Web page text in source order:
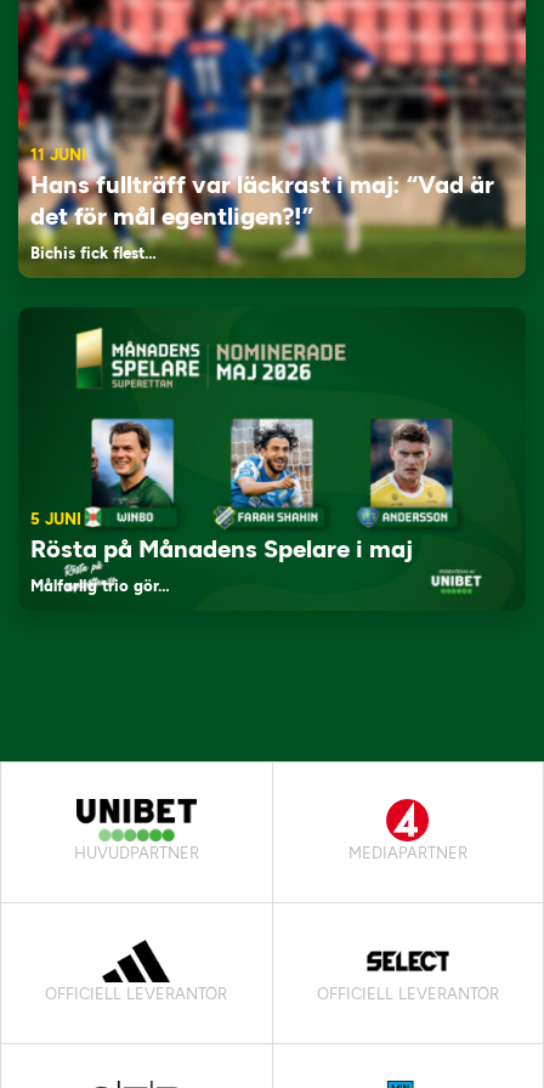
11 JUNI
Hans fullträff var läckrast i maj: “Vad är
det för mål egentligen?!”
Bichis fick flest…
5 JUNI
Rösta på Månadens Spelare i maj
Målfarlig trio gör…
HUVUDPARTNER MEDIAPARTNER
OFFICIELL LEVERANTÖR OFFICIELL LEVERANTÖR